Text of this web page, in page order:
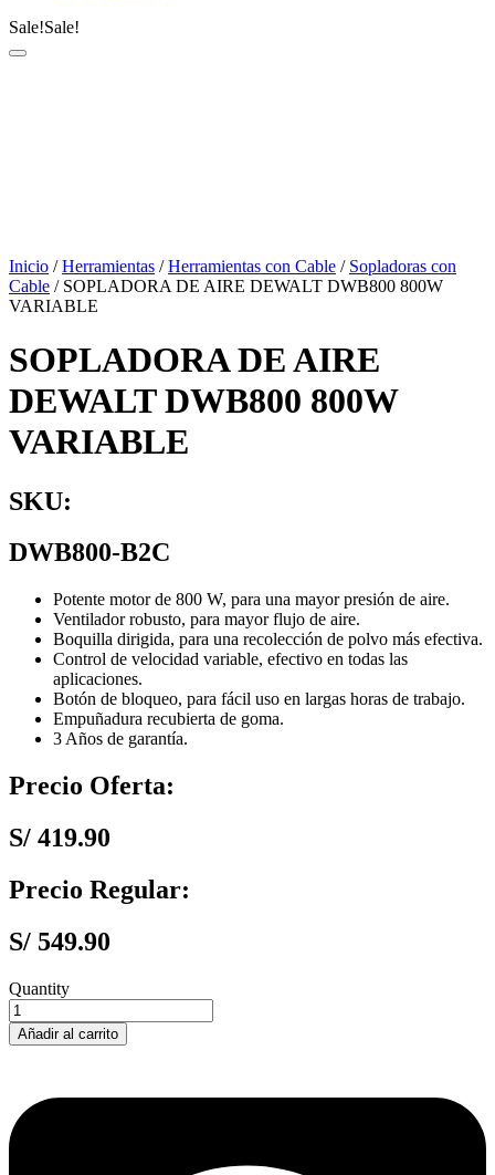
Sale!Sale!
Inicio /Herramientas /Herramientas con Cable / Sopladoras con
Cable / SOPLADORA DE AIRE DEWALT DWB800 800W
VARIABLE
SOPLADORA DE AIRE
DEWALT DWB800 800W
VARIABLE
SKU:
DWB800-B2C
Potente motor de 800 W, para una mayor presión de aire.
Ventilador robusto, para mayor flujo de aire.
Boquilla dirigida, para una recolección de polvo más efectiva.
Control de velocidad variable, efectivo en todas las
aplicaciones.
Botón de bloqueo, para fácil uso en largas horas de trabajo.
Empuñadura recubierta de goma.
3 Años de garantía.
Precio Oferta:
S/ 419.90
Precio Regular:
S/ 549.90
Quantity
SOPLADORA
DE
AIRE
800W
VARIABLE
cantidad
Añadir al carrito